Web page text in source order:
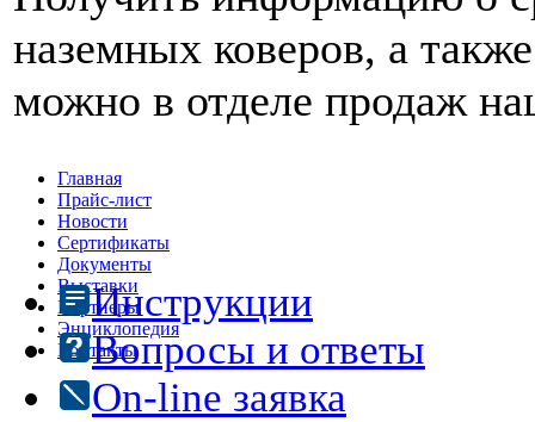
наземных коверов, а
можно в отделе продаж
Главная
Прайс-лист
Новости
Сертификаты
Документы
Выставки
Партнеры
Энциклопедия
Контакты
Инструкции
Вопросы и ответы
On-line заявка